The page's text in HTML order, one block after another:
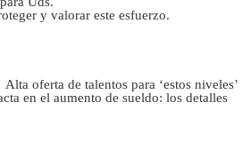
y valorar este esfuerzo.
Alta oferta de talentos para ‘estos niveles’
en el aumento de sueldo: los detalles